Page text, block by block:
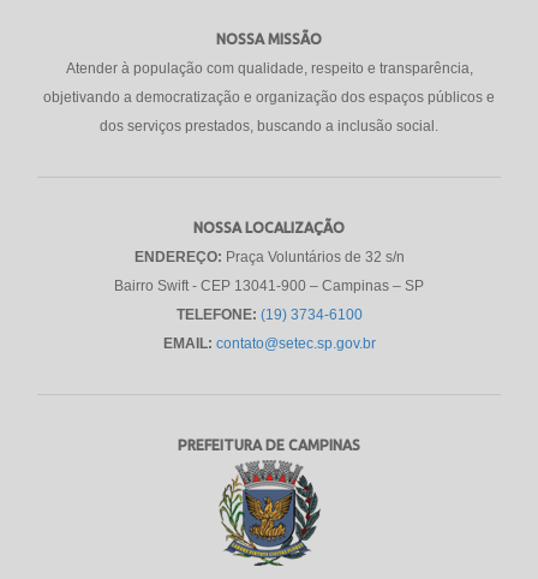
NOSSA MISSÃO
Atender à população com qualidade, respeito e transparência,
objetivando a democratização e organização dos espaços públicos e
dos serviços prestados, buscando a inclusão social.
NOSSA LOCALIZAÇÃO
ENDEREÇO: Praça Voluntários de 32 s/n
Bairro Swift - CEP 13041-900 – Campinas – SP
TELEFONE: (19) 3734-6100
EMAIL: contato@setec.sp.gov.br
PREFEITURA DE CAMPINAS